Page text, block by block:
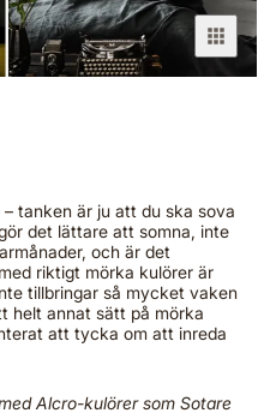
tanken är ju att du ska sova
det lättare att somna, inte
och är det
riktigt mörka kulörer är
tillbringar så mycket vaken
helt annat sätt på mörka
att tycka om att inreda
Alcro-kulörer som Sotare